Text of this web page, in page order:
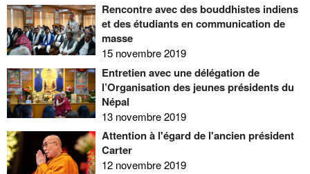
Rencontre avec des bouddhistes indiens
et des étudiants en communication de
masse
15 novembre 2019
Entretien avec une délégation de
l’Organisation des jeunes présidents du
Népal
13 novembre 2019
Attention à l'égard de l'ancien président
Carter
12 novembre 2019